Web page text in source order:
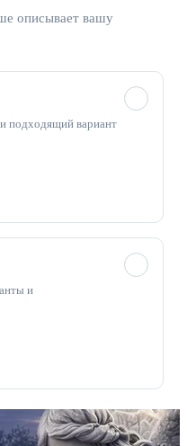
описывает вашу
подходящий вариант
и